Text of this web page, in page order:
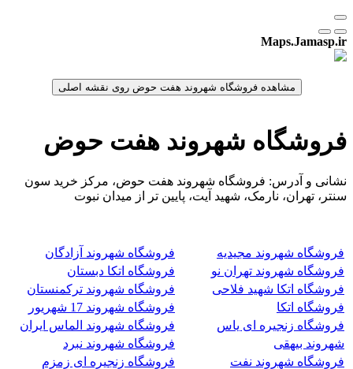
Maps.Jamasp.ir
فروشگاه شهروند هفت حوض
نشانی و آدرس: فروشگاه شهروند هفت حوض، مرکز خرید سون
سنتر، تهران، نارمک، شهید آیت، پایین تر از میدان نبوت
فروشگاه شهروند مجیدیه
فروشگاه شهروند آزادگان
فروشگاه شهروند تهران نو
فروشگاه اتکا دبستان
فروشگاه اتکا شهید فلاحی
فروشگاه شهروند ترکمنستان
فروشگاه اتکا
فروشگاه شهروند 17 شهریور
فروشگاه زنجیره ای یاس
فروشگاه شهروند الماس ایران
شهروند بیهقی
فروشگاه شهروند نبرد
فروشگاه شهروند نفت
فروشگاه زنجیره ای زمزم